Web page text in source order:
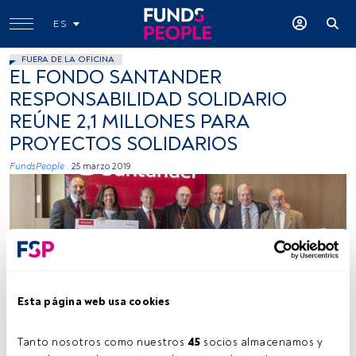
Esta página web usa cookies
Tanto nosotros como nuestros 45 socios almacenamos y
ES
FUERA DE LA OFICINA
EL FONDO SANTANDER
RESPONSABILIDAD SOLIDARIO
REÚNE 2,1 MILLONES PARA
PROYECTOS SOLIDARIOS
FundsPeople . 25 marzo 2019
Cedida